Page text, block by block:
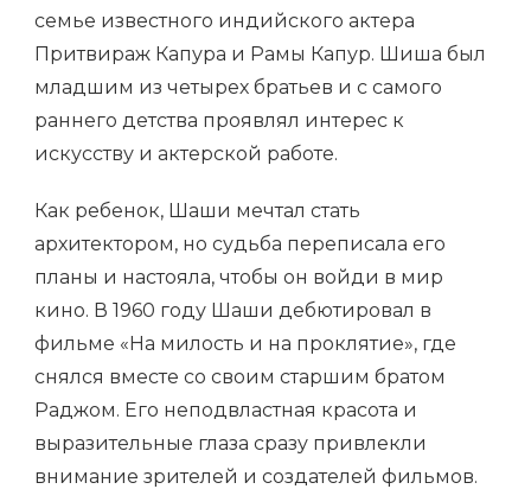
семье известного индийского актера
Притвираж Капура и Рамы Капур. Шиша был
младшим из четырех братьев и с самого
раннего детства проявлял интерес к
искусству и актерской работе.
Как ребенок, Шаши мечтал стать
архитектором, но судьба переписала его
планы и настояла, чтобы он войди в мир
кино. В 1960 году Шаши дебютировал в
фильме «На милость и на проклятие», где
снялся вместе со своим старшим братом
Раджом. Его неподвластная красота и
выразительные глаза сразу привлекли
внимание зрителей и создателей фильмов.